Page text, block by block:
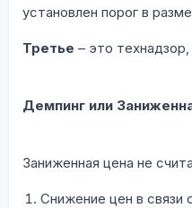
установлен порог в
Третье – это
Демпинг или
Заниженная цена не
Снижение цен в связи